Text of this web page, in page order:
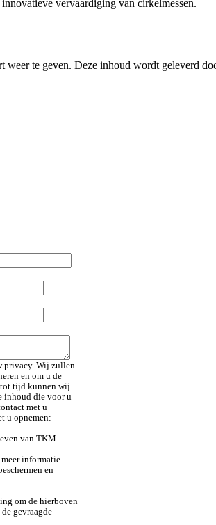
vervaardiging van cirkelmessen.
weer te geven. Deze inhoud wordt geleverd
privacy. Wij zullen
en om u de
tot tijd kunnen wij
inhoud die voor u
met u
u opnemen:
van TKM.
informatie
en
om de hierboven
gevraagde